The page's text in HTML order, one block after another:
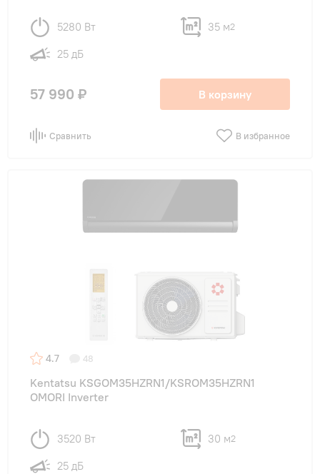
5280 Вт 35 м2
25 дБ
57 990 ₽ В корзину
Сравнить В избранное
4.7 48
Kentatsu KSGOM35HZRN1/KSROM35HZRN1
OMORI Inverter
3520 Вт 30 м2
25 дБ